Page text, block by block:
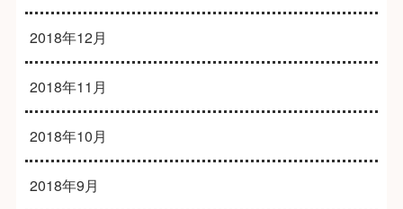
2018年12月
2018年11月
2018年10月
2018年9月